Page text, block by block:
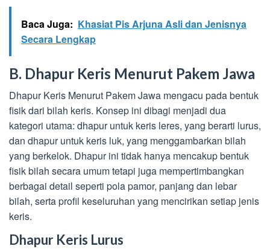
Baca Juga: Khasiat Pis Arjuna Asli dan Jenisnya
Secara Lengkap
B. Dhapur Keris Menurut Pakem Jawa
Dhapur Keris Menurut Pakem Jawa mengacu pada bentuk
fisik dari bilah keris. Konsep ini dibagi menjadi dua
kategori utama: dhapur untuk keris leres, yang berarti lurus,
dan dhapur untuk keris luk, yang menggambarkan bilah
yang berkelok. Dhapur ini tidak hanya mencakup bentuk
fisik bilah secara umum tetapi juga mempertimbangkan
berbagai detail seperti pola pamor, panjang dan lebar
bilah, serta profil keseluruhan yang mencirikan setiap jenis
keris.
Dhapur Keris Lurus